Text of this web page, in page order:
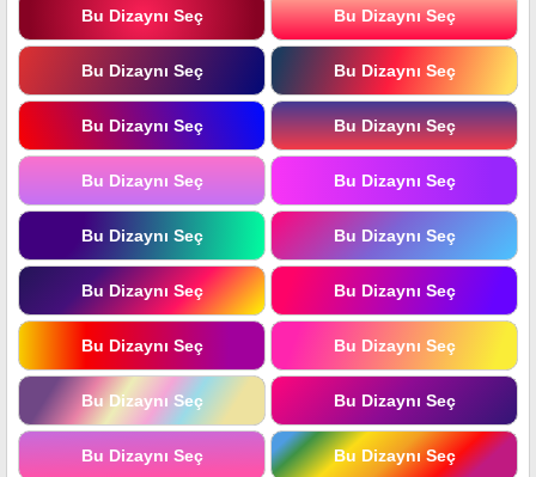
Bu Dizaynı Seç Bu Dizaynı Seç
Bu Dizaynı Seç Bu Dizaynı Seç
Bu Dizaynı Seç Bu Dizaynı Seç
Bu Dizaynı Seç Bu Dizaynı Seç
Bu Dizaynı Seç Bu Dizaynı Seç
Bu Dizaynı Seç Bu Dizaynı Seç
Bu Dizaynı Seç Bu Dizaynı Seç
Bu Dizaynı Seç Bu Dizaynı Seç
Bu Dizaynı Seç Bu Dizaynı Seç